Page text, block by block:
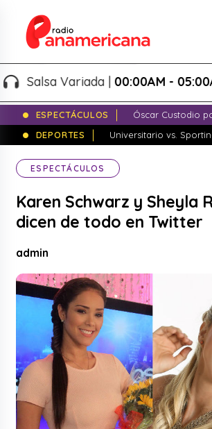
Salsa Variada |00:00AM - 05:00AM
ESPECTÁCULOS
Óscar Custodio
DEPORTES
Universitario vs.
ESPECTÁCULOS
Karen Schwarz y Sheyla
dicen de todo en Twitter
admin